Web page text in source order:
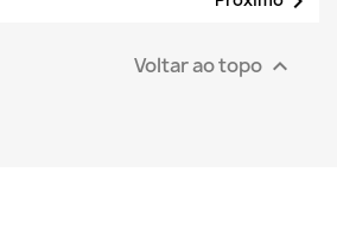
Voltar ao topo 